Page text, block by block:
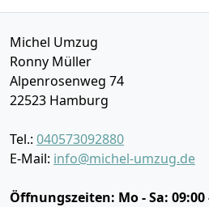
Michel Umzug
Ronny Müller
Alpenrosenweg 74
22523 Hamburg
Tel.: 040573092880
E-Mail: info@michel-umzug.de
Öffnungszeiten: Mo - Sa: